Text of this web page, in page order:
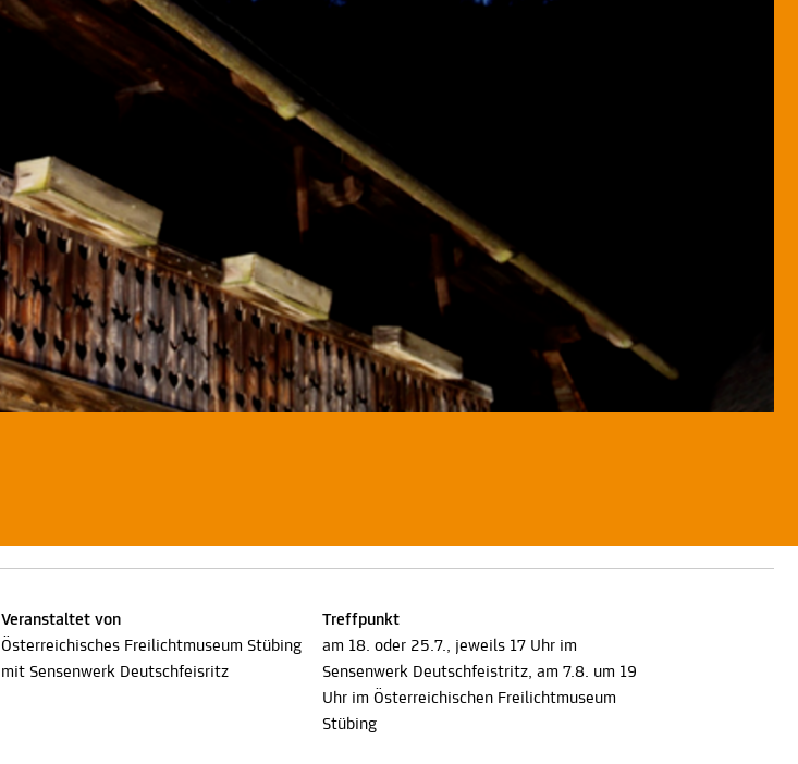
Veranstaltet von
Österreichisches Freilichtmuseum Stübing
mit Sensenwerk Deutschfeisritz
Treffpunkt
am 18. oder 25.7., jeweils 17 Uhr im
Sensenwerk Deutschfeistritz, am 7.8. um 19
Uhr im Österreichischen Freilichtmuseum
Stübing